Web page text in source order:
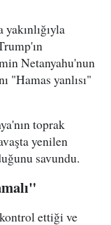
Netanyahu'nun
"Hamas yanlısı"
toprak
yenilen
savundu.
ettiği ve